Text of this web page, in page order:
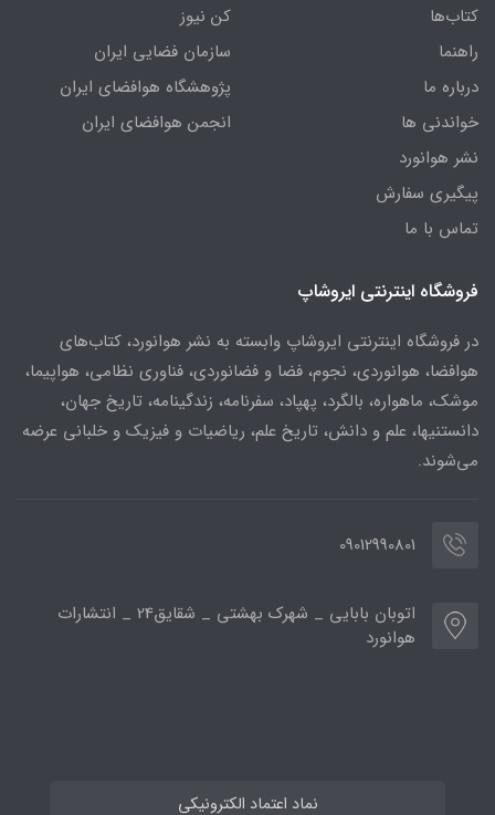
کتاب‌ها
راهنما
درباره ما
خواندنی ها
نشر هوانورد
پیگیری سفارش
تماس با ما
کن نیوز
سازمان فضایی ایران
پژوهشگاه هوافضای ایران
انجمن هوافضای ایران
فروشگاه اینترنتی ایروشاپ
در فروشگاه اینترنتی ایروشاپ وابسته به نشر هوانورد، کتاب‌های
هوافضا، هوانوردی، نجوم، فضا و فضانوردی، فناوری نظامی، هواپیما،
موشک، ماهواره، بالگرد، پهپاد، سفرنامه، زندگینامه، تاریخ جهان،
دانستنیها، علم و دانش، تاریخ علم، ریاضیات و فیزیک و خلبانی عرضه
می‌شوند.
09012990801
اتوبان بابایی _ شهرک بهشتی _ شقایق24 _ انتشارات
هوانورد
نماد اعتماد الکترونیکی